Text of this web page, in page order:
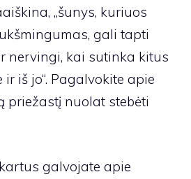
, „šunys, kuriuos
gali tapti
nervingi, kai sutinka kitus
iš jo“. Pagalvokite apie
priežastį nuolat stebėti
galvojate apie